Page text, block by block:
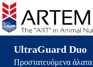
UltraGuard Duo
Προστατευόμενα άλατα